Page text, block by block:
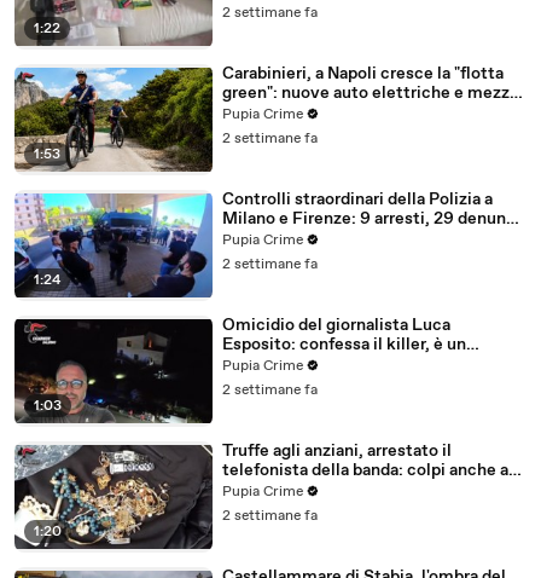
1:22
2 settimane fa
1:53
Carabinieri, a Napoli cresce la "flotta
green": nuove auto elettriche e mezzi
sostenibili anche sulle isole (25.07.26)
Pupia Crime
2 settimane fa
1:24
Controlli straordinari della Polizia a
Milano e Firenze: 9 arresti, 29 denunce
e oltre 7mila persone identificate
(25.07.26)
Pupia Crime
2 settimane fa
1:03
Omicidio del giornalista Luca
Esposito: confessa il killer, è un
26enne tunisino (25.07.26)
Pupia Crime
2 settimane fa
1:20
Truffe agli anziani, arrestato il
telefonista della banda: colpi anche ad
Aversa, oltre 300mila euro il bottino
stimato (24.07.26)
Pupia Crime
2 settimane fa